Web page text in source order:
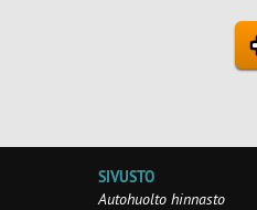
SIVUSTO
Autohuolto hinnasto